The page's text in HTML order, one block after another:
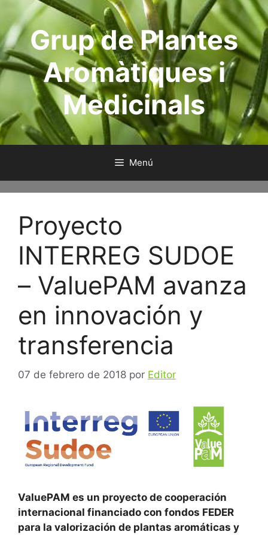
contenidoGrup de Plantes
Aromàtiques i
Medicinals
Menú
Proyecto
INTERREG SUDOE
– ValuePAM avanza
en innovación y
transferencia
07 de febrero de 2018 por Editor
ValuePAM es un proyecto de cooperación
internacional financiado con fondos FEDER
para la valorización de plantas aromáticas y